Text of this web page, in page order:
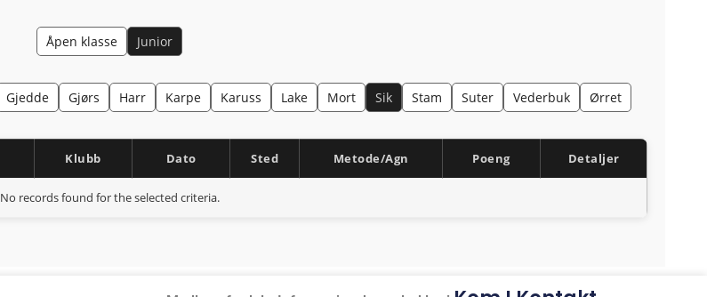
Åpen klasse Junior
Gjedde Gjørs Harr Karpe Karuss Lake Mort Sik Stam Suter Vederbuk Ørret
Klubb Dato Sted Metode/Agn Poeng Detaljer
No records found for the selected criteria.